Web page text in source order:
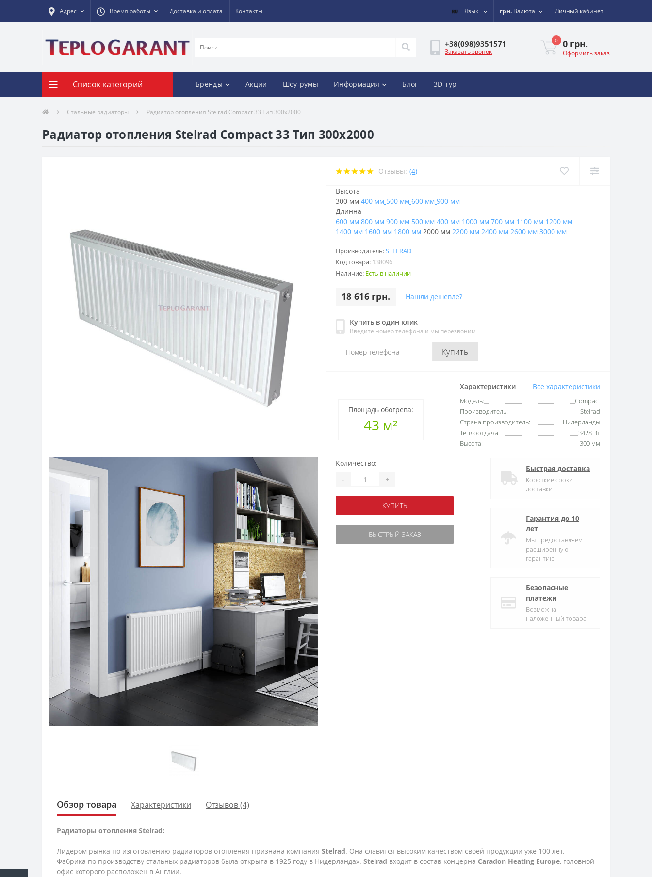
Адрес Время работы Доставка и оплата Контакты Язык грн. Валюта Личный кабинет
+38(098)9351571
Заказать звонок
0 0 грн.
Оформить заказ
Список категорий Бренды Акции Шоу-румы Информация Блог 3D-тур
Стальные радиаторы Радиатор отопления Stelrad Compact 33 Тип 300х2000
Радиатор отопления Stelrad Compact 33 Тип 300х2000
Отзывы: (4)
Производитель:STELRAD
Код товара: 138096
Наличие: Есть в наличии
18 616 грн. Нашли дешевле?
Купить в один клик
Введите номер телефона и мы перезвоним
Купить
Площадь обогрева:
43 м²
Характеристики Все характеристики
Модель:
Compact
Производитель:
Stelrad
Страна производитель:
Нидерланды
Теплоотдача:
3428 Вт
Высота:
300 мм
Высота
300 мм 400 мм 500 мм 600 мм 900 мм
Длинна
600 мм 800 мм 900 мм 500 мм 400 мм 1000 мм 700 мм 1100 мм 1200 мм
1400 мм 1600 мм 1800 мм 2000 мм 2200 мм 2400 мм 2600 мм 3000 мм
Количество:
- +
КУПИТЬ
БЫСТРЫЙ ЗАКАЗ
Быстрая доставка
Короткие сроки
доставки
Гарантия до 10
лет
Мы предоставляем
расширенную
гарантию
Безопасные
платежи
Возможна
наложенный товара
Обзор товара Характеристики Отзывов (4)
Радиаторы отопления Stelrad:
Лидером рынка по изготовлению радиаторов отопления признана компания Stelrad. Она славится высоким качеством своей продукции уже 100 лет.
Фабрика по производству стальных радиаторов была открыта в 1925 году в Нидерландах. Stelrad входит в состав концерна Caradon Heating Europe, головной
офис которого расположен в Англии.